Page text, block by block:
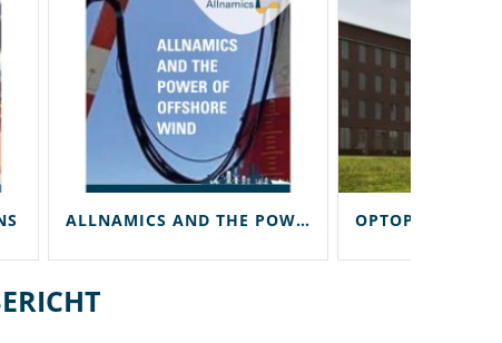
ALLNAMICS AND THE POWER OF OFFSHORE WIND